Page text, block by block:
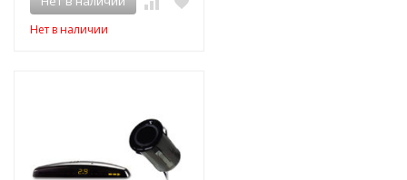
Нет в наличии